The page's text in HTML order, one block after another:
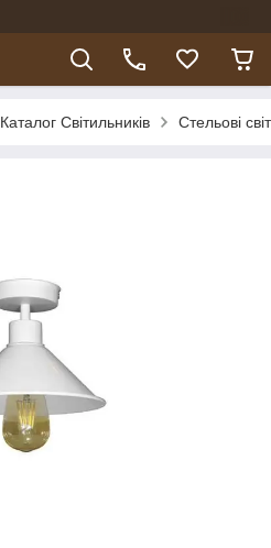
Каталог Світильників Стельові